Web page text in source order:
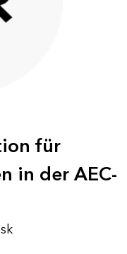
für
in der AEC-